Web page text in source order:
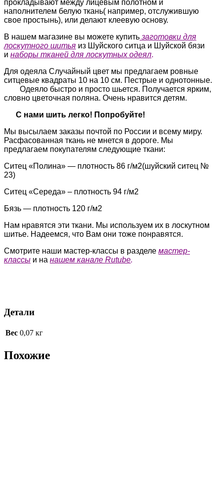
прокладывают между лицевым полотном и
наполнителем белую ткань( например, отслужившую
свое простынь), или делают клеевую основу.
В нашем магазине вы можете купить заготовки для
лоскутного шитья из Шуйского ситца и Шуйской бязи
и наборы тканей для лоскутных одеял.
Для одеяла Случайный цвет мы предлагаем ровные
ситцевые квадраты 10 на 10 см. Пестрые и однотонные.
Одеяло быстро и просто шьется. Получается ярким,
словно цветочная поляна. Очень нравится детям.
С нами шить легко! Попробуйте!
Мы высылаем заказы почтой по России и всему миру.
Расфасованная ткань не мнется в дороге. Мы
предлагаем покупателям следующие ткани:
Ситец «Полина» — плотность 86 г/м2(шуйский ситец №
23)
Ситец «Середа» – плотность 94 г/м2
Бязь — плотность 120 г/м2
Нам нравятся эти ткани. Мы используем их в лоскутном
шитье. Надеемся, что Вам они тоже понравятся.
Смотрите наши мастер-классы в разделе мастер-
классы и на нашем канале Rutube.
Детали
Вес 0,07 кг
Похожие